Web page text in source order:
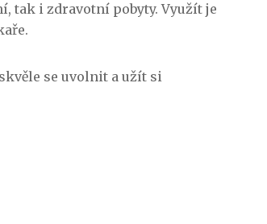
tak i zdravotní pobyty. Využít je
se uvolnit a užít si